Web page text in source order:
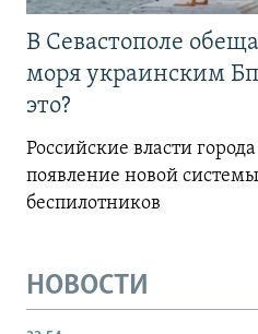
В Севастополе
моря украинским
это?
Российские власти
появление новой
беспилотников
НОВОСТИ